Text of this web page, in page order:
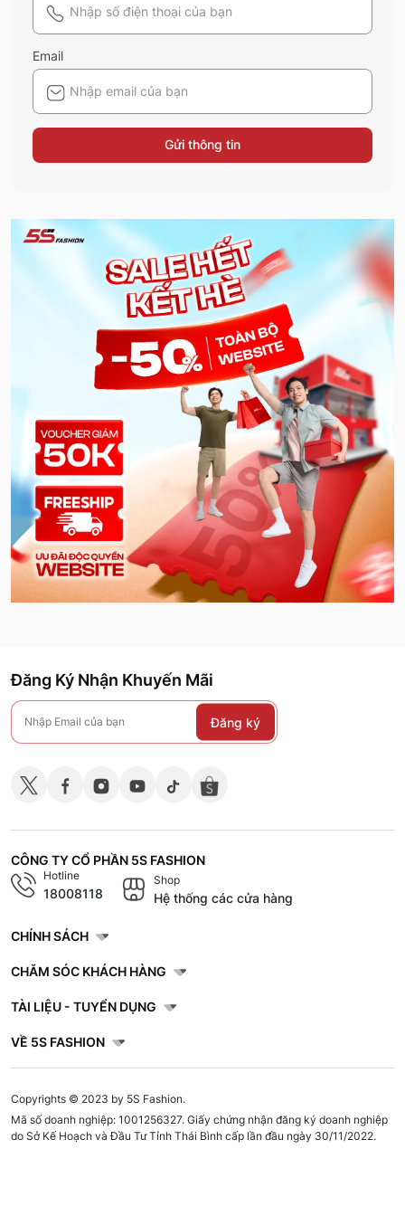
Email
Gửi thông tin
Đăng Ký Nhận Khuyến Mãi
Đăng ký
CÔNG TY CỔ PHẦN 5S FASHION
Hotline
18008118
Shop
Hệ thống các cửa hàng
CHÍNH SÁCH
CHĂM SÓC KHÁCH HÀNG
TÀI LIỆU - TUYỂN DỤNG
VỀ 5S FASHION
Copyrights © 2023 by 5S Fashion.
Mã số doanh nghiệp: 1001256327. Giấy chứng nhận đăng ký doanh nghiệp
do Sở Kế Hoạch và Đầu Tư Tỉnh Thái Bình cấp lần đầu ngày 30/11/2022.